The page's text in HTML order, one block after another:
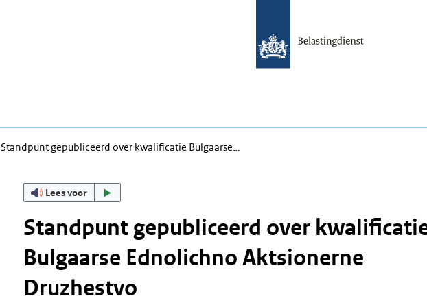
Standpunt gepubliceerd over kwalificatie Bulgaarse…
Lees voor
Standpunt gepubliceerd over
Bulgaarse Ednolichno Aktsionerne
Druzhestvo